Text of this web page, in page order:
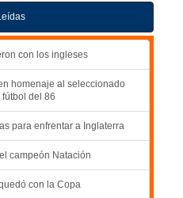
con los ingleses
homenaje al seleccionado
del 86
para enfrentar a Inglaterra
campeón Natación
con la Copa